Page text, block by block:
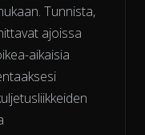
Tunnista,
ajoissa
aikaisia